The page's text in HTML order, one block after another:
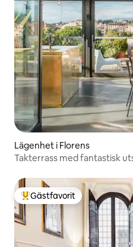
Lägenhet i Florens
Takterrass med fantastisk
Populär gästfavorit
Gästfavorit